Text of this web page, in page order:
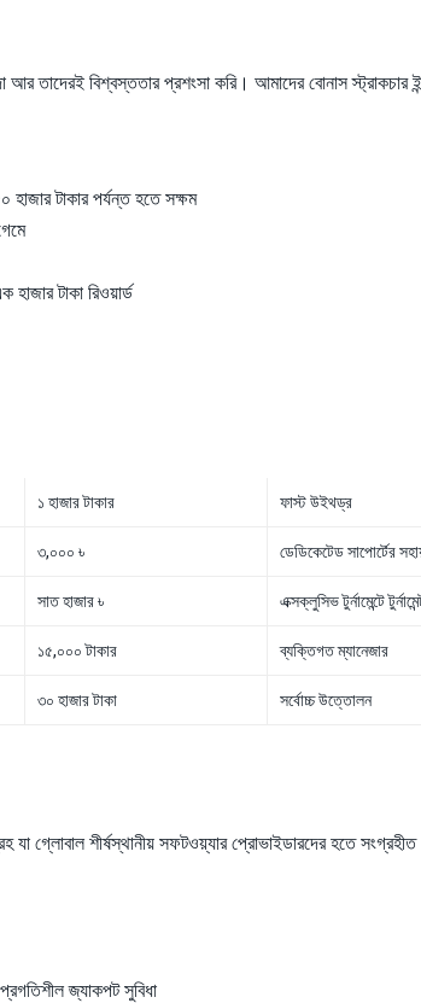
তাদেরই বিশ্বস্ততার প্রশংসা করি। আমাদের বোনাস স্ট্রাকচার
টাকার পর্যন্ত হতে সক্ষম
টাকা রিওয়ার্ড
১ হাজার টাকার ফাস্ট উইথড্র
৩,০০০ ৳ ডেডিকেটেড সাপোর্টের
সাত হাজার ৳ এক্সক্লুসিভ টুর্নামেন্টে
১৫,০০০ টাকার ব্যক্তিগত ম্যানেজার
৩০ হাজার টাকা সর্বোচ্চ উত্তোলন
যা গ্লোবাল শীর্ষস্থানীয় সফটওয়্যার প্রোভাইডারদের হতে
জ্যাকপট সুবিধা